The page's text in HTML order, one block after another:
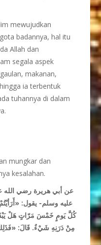
mewujudkan
badannya, hal itu
Allah dan
segala aspek
makanan,
ia terbentuk
tuhannya di dalam
mungkar dan
kesalahan.
عن أبي هريرة رضي الله
عليه وسلم- يقول:
كُلَّ يَومٍ خَمْسَ مَرّاتٍ هَلْ
مِنْ دَرَنِهِ شَيْءٌ. قَالَ: